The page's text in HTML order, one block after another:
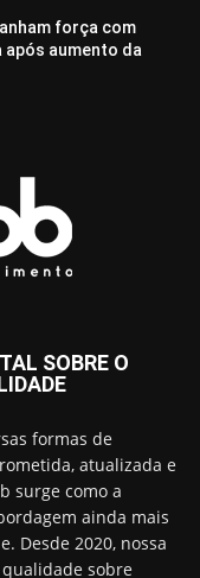
força com
após aumento da
SOBRE O
formas de
atualizada e
surge como a
ainda mais
Desde 2020, nossa
sobre